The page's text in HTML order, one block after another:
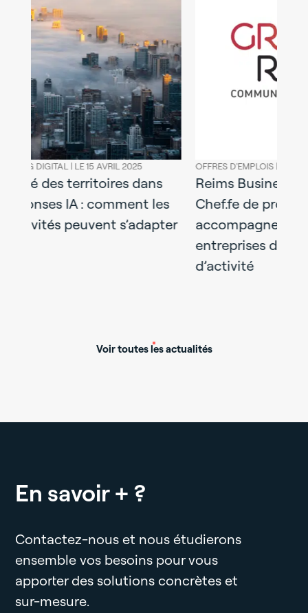
OFFRES D'EMPLOIS |LE 23 OCTOBRE 2024
Reims Business recrute un.e
Chef.fe de projet –
accompagnement des
OFFRES
Offre
Voir toutes les actualités
En savoir + ?
Contactez-nous et nous étudierons
ensemble vos besoins pour vous
apporter des solutions concrètes et
sur-mesure.